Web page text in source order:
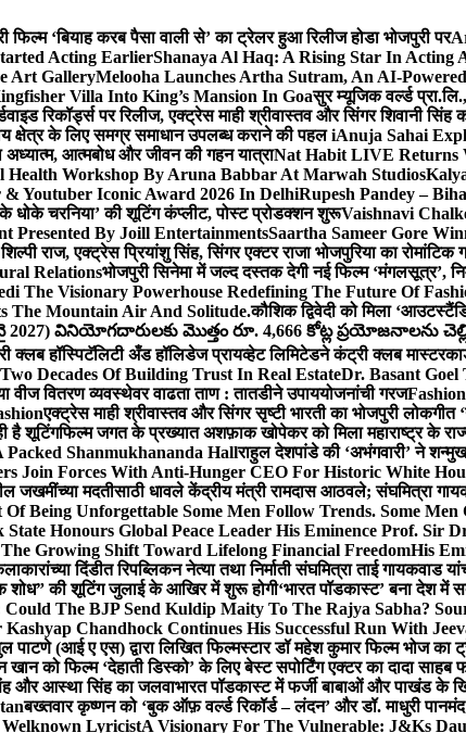
‘बियाह करब पैसा वाली से’ का ट्रेलर हुआ रिलीज होडा भोजपुरी पर
Acting EarlierShanaya Al Haq: A Rising Star In Acting
Art GalleryMelooha Launches Artha Sutram, An AI-
Villa Into King’s Mansion In Goaसुर म्यूजिक वर्ल्ड
रिकॉर्ड्स पर रिलीज, एक्ट्रेस माही श्रीवास्तव और सिंगर शिवानी सिंह
क्षेत्र के लिए समग्र समाधान उपलब्ध कराने की पहल iAnuja Sahai
आत्मबोध और जीवन की गहन यात्राNat Habit LIVE Returns
Health Workshop By Aruna Babbar At Marwah Studios
Youtuber Iconic Award 2026 In DelhiRupesh Pandey –
के धोके चरनिया’ की शूटिंग कंप्लीट, पोस्ट प्रोडक्शन शुरूVaishnavi
Presented By Joill EntertainmentsSaartha Sameer Gore
राज, एक्ट्रेस प्रियांशु सिंह, सिंगर एक्टर राजा भोजपुरिया का
Relationsभोजपुरी सिनेमा में जल्द दस्तक देगी नई फिल्म ‘मंगलसूत्र’,
The Visionary Powerhouse Redefining The Future Of
The Mountain Air And Solitude.कौशिक द्विवेदी को मिला
2027) వినియోగదారులకు మొత్తం రూ. 4,666 కోట్ల ప్రయోజనాలను
क्लब हॉस्पिटॅलिटी अँड हॉलिडेज प्रायव्हेट लिमिटेडने कंट्री क्लब
Decades Of Building Trust In Real EstateDr. Basant Goel
वीज वितरण व्यवस्थेवर वाढता ताण : तातडीने उपाययोजनांची गरज
एक्ट्रेस माही श्रीवास्तव और सिंगर सृष्टी भारती का भोजपुरी
है शूटिंगफिल्म जगत के प्रख्यात अशफ़ाक खोपेकर को मिला महाराष्ट्र के
Packed Shanmukhananda Hallराहुल देशपांडे की ‘अभंगवारी’ ने
Join Forces With Anti-Hunger CEO For Historic White
जखमींच्या मदतीसाठी धावले केंद्रीय मंत्री रामदास आठवले; संघमित्रा
Being Unforgettable Some Men Follow Trends. Some Men
State Honours Global Peace Leader His Eminence Prof.
Growing Shift Toward Lifelong Financial FreedomHis
दिंडीत रिपब्लिकन नेत्या तथा निर्माती संघमित्रा ताई गायकवाड
शोध” की शूटिंग जुलाई के आखिर में शुरू होगी‘भारत पॉडकास्ट’ बना देश में
The BJP Send Kuldip Maity To The Rajya Sabha?
Chandhock Continues His Successful Run With
पाटणे (आई ए एस) द्वारा लिखित फिल्मस्टार डॉ महेश कुमार फिल्म भोज का
खान को फिल्म ‘देहाती डिस्को’ के लिए बेस्ट सपोर्टिंग एक्टर का दादा
और आस्था सिंह का जलवाभारत पॉडकास्ट में फर्जी बाबाओं और पाखंड के
बख्तवार कृष्णन को ‘बुक ऑफ़ वर्ल्ड रिकॉर्ड – लंदन’ और डॉ. माधुरी
LyricistA Visionary For The Vulnerable: J&Ks